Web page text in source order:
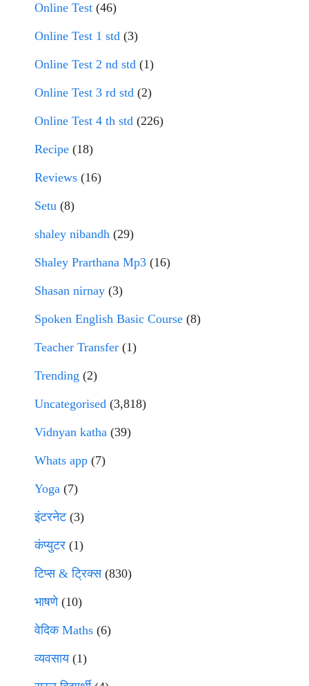
Online Test (46)
Online Test 1 std (3)
Online Test 2 nd std (1)
Online Test 3 rd std (2)
Online Test 4 th std (226)
Recipe (18)
Reviews (16)
Setu (8)
shaley nibandh (29)
Shaley Prarthana Mp3 (16)
Shasan nirnay (3)
Spoken English Basic Course (8)
Teacher Transfer (1)
Trending (2)
Uncategorised (3,818)
Vidnyan katha (39)
Whats app (7)
Yoga (7)
इंटरनेट(3)
कंप्युटर (1)
टिप्स & ट्रिक्स(830)
भाषणे(10)
वेदिक Maths (6)
व्यवसाय(1)